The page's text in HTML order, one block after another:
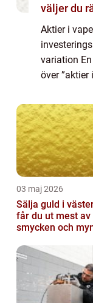
väljer du
Aktier i
variation
över
investerare.
03 maj 2026
Sälja guld i
får du ut mest av
smycken och